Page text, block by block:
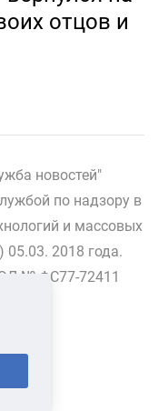
отцов и
новостей"
по надзору в
и массовых
2018 года.
ЭЛ № ФС77-72411